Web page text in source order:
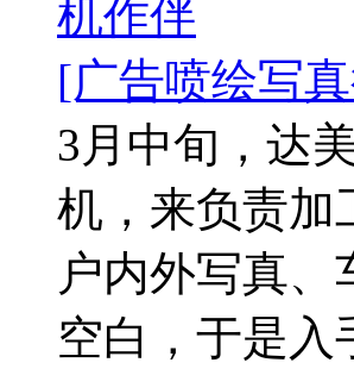
机作伴
[广告喷绘写
3月中旬，达
机，来负责加
户内外写真
空白，于是入